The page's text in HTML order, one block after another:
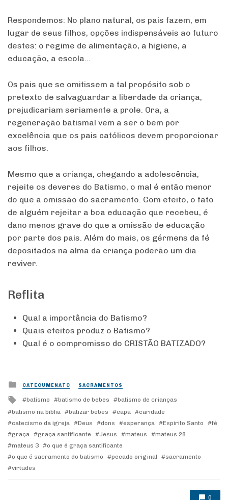
Respondemos: No plano natural, os pais fazem, em
lugar de seus filhos, opções indispensáveis ao futuro
destes: o regime de alimentação, a higiene, a
educação, a escola…
Os pais que se omitissem a tal propósito sob o
pretexto de salvaguardar a liberdade da criança,
prejudicariam seriamente a prole. Ora, a
regeneração batismal vem a ser o bem por
excelência que os pais católicos devem proporcionar
aos filhos.
Mesmo que a criança, chegando a adolescência,
rejeite os deveres do Batismo, o mal é então menor
do que a omissão do sacramento. Com efeito, o fato
de alguém rejeitar a boa educação que recebeu, é
dano menos grave do que a omissão de educação
por parte dos pais. Além do mais, os gérmens da fé
depositados na alma da criança poderão um dia
reviver.
Reflita
Qual a importância do Batismo?
Quais efeitos produz o Batismo?
Qual é o compromisso do CRISTÃO BATIZADO?
Posted
in
CATECUMENATO SACRAMENTOS
Tagged
with
batismo batismo de bebes
batismo de crianças
batismo na biblia
batizar bebes capa
caridade
catecismo da igreja
Deus dons esperança Espirito Santo
fé
graça
graça santificante Jesus mateus
mateus 28
mateus 3
o que é graça santificante
o que é sacramento do batismo
pecado original
sacramento
virtudes
0